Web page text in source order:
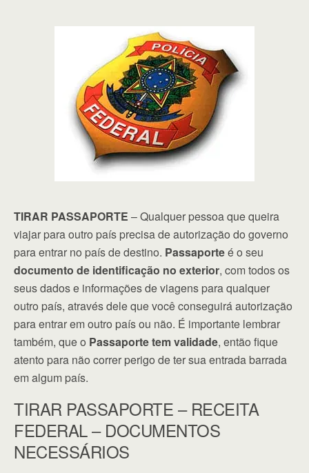
TIRAR PASSAPORTE – Qualquer pessoa que queira
viajar para outro país precisa de autorização do governo
para entrar no país de destino. Passaporteé o seu
documento de identificação no exterior, com todos os
seus dados e informações de viagens para qualquer
outro país, através dele que você conseguirá autorização
para entrar em outro país ou não. É importante lembrar
também, que o Passaporte tem validade, então fique
atento para não correr perigo de ter sua entrada barrada
em algum país.
TIRAR PASSAPORTE – RECEITA
FEDERAL – DOCUMENTOS
NECESSÁRIOS